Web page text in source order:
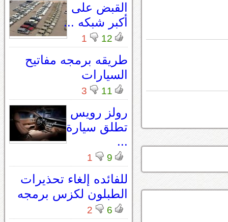
القبض على
أكبر شبكه ...
12
1
طريقه برمجه مفاتيح
السيارات
11
3
رولز رويس
تطلق سيارة
...
9
1
للفائده إلغاء تحذيرات
الطبلون لكزس برمجه
6
2